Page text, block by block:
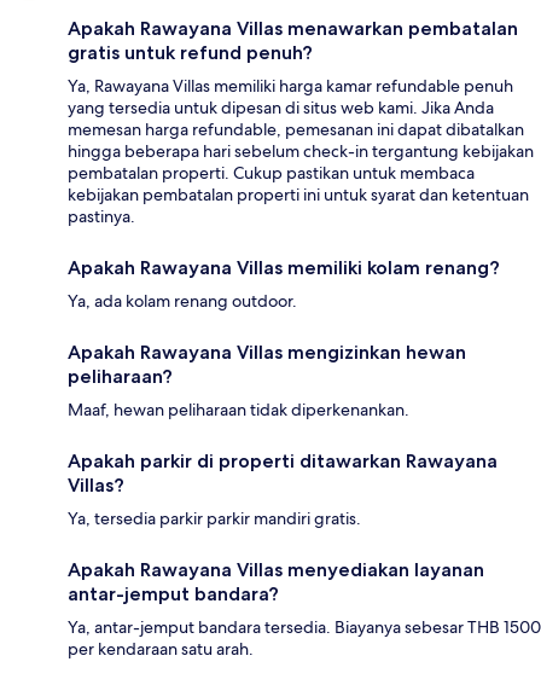
Apakah Rawayana Villas menawarkan pembatalan
gratis untuk refund penuh?
Ya, Rawayana Villas memiliki harga kamar refundable penuh
yang tersedia untuk dipesan di situs web kami. Jika Anda
memesan harga refundable, pemesanan ini dapat dibatalkan
hingga beberapa hari sebelum check-in tergantung kebijakan
pembatalan properti. Cukup pastikan untuk membaca
kebijakan pembatalan properti ini untuk syarat dan ketentuan
pastinya.
Apakah Rawayana Villas memiliki kolam renang?
Ya, ada kolam renang outdoor.
Apakah Rawayana Villas mengizinkan hewan
peliharaan?
Maaf, hewan peliharaan tidak diperkenankan.
Apakah parkir di properti ditawarkan Rawayana
Villas?
Ya, tersedia parkir parkir mandiri gratis.
Apakah Rawayana Villas menyediakan layanan
antar-jemput bandara?
Ya, antar-jemput bandara tersedia. Biayanya sebesar THB 1500
per kendaraan satu arah.